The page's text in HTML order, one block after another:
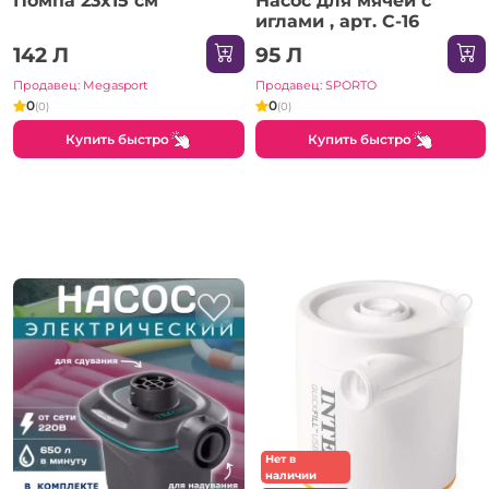
142 Л
Продавец: Megasport
0(0)
Купить быстро
иглами , арт. C-16
95 Л
Продавец: SPORTO
0(0)
Купить быстро
Нет в
наличии